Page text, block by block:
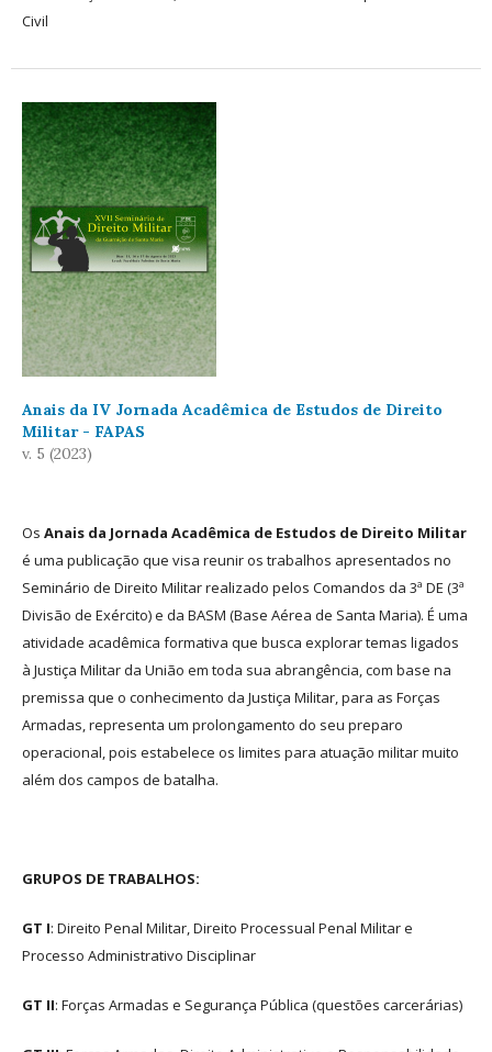
Civil
Anais da IV Jornada Acadêmica de Estudos de Direito
Militar - FAPAS
v. 5 (2023)
Os Anais da Jornada Acadêmica de Estudos de Direito Militar
é uma publicação que visa reunir os trabalhos apresentados no
Seminário de Direito Militar realizado pelos Comandos da 3ª DE (3ª
Divisão de Exército) e da BASM (Base Aérea de Santa Maria). É uma
atividade acadêmica formativa que busca explorar temas ligados
à Justiça Militar da União em toda sua abrangência, com base na
premissa que o conhecimento da Justiça Militar, para as Forças
Armadas, representa um prolongamento do seu preparo
operacional, pois estabelece os limites para atuação militar muito
além dos campos de batalha.
GRUPOS DE TRABALHOS:
GT I: Direito Penal Militar, Direito Processual Penal Militar e
Processo Administrativo Disciplinar
GT II: Forças Armadas e Segurança Pública (questões carcerárias)